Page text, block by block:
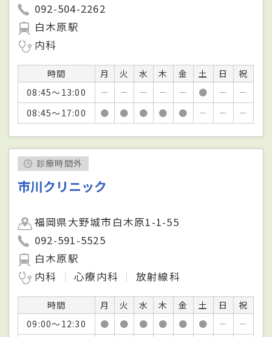
092-504-2262
白木原駅
内科
時間 月 火 水 木 金 土 日
祝
08:45～13:00
－ － － － － ● －
－
08:45～17:00
● ● ● ● ● － － －
診療時間外
市川クリニック
福岡県大野城市白木原1-1-55
092-591-5525
白木原駅
内科
心療内科 放射線科
時間 月 火 水 木 金 土 日
祝
09:00～12:30
● ● ● ● ● ● －
－